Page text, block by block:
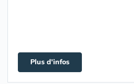
Plus d'infos